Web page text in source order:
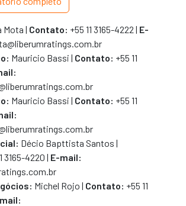
trânsito em julgado bem como
legal e regulamentar que ordenam
precatórios no Brasil as quais podem
significativas ao longo do tempo,
o perfil de risco deste
Mota | Contato: +55 11 3165-4222 | E-
: Mauricio Bassi | Contato: +55 11
Mauricio Bassi | Contato: +55 11
Décio Bapttista Santos |
3165-4220 | E-mail:
Michel Rojo | Contato: +55 11